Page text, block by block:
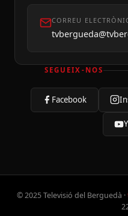
CORREU
SEGUEIX-NOS
Facebook
© 2025 Televisió del Berguedà ·